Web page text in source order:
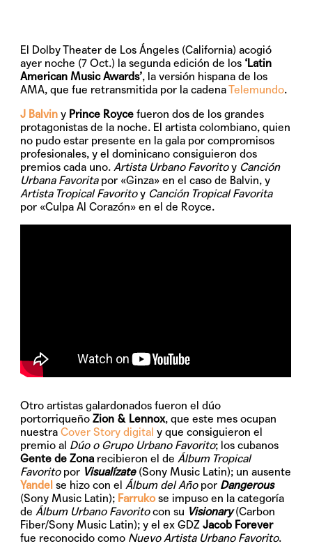
El Dolby Theater de Los Ángeles (California) acogió
ayer noche (7 Oct.) la segunda edición de los ‘Latin
American Music Awards’, la versión hispana de los
AMA, que fue retransmitida por la cadenaTelemundo.
J Balvin y Prince Royce fueron dos de los grandes
protagonistas de la noche. El artista colombiano, quien
no pudo estar presente en la gala por compromisos
profesionales, y el dominicano consiguieron dos
premios cada uno. Artista Urbano Favoritoy Canción
Urbana Favorita por «Ginza» en el caso de Balvin, y
Artista Tropical Favorito y Canción Tropical Favorita
por «Culpa Al Corazón» en el de Royce.
Otro artistas galardonados fueron el dúo
portorriqueño Zion & Lennox, que este mes ocupan
nuestraCover Story digital y que consiguieron el
premio al Dúo o Grupo Urbano Favorito; los cubanos
Gente de Zonarecibieron el deÁlbum Tropical
Favorito por Visualízate(Sony Music Latin); un ausente
Yandel se hizo con el Álbum del Añopor Dangerous
(Sony Music Latin); Farrukose impuso en la categoría
de Álbum Urbano Favoritocon su Visionary(Carbon
Fiber/Sony Music Latin); y el ex GDZJacob Forever
fue reconocido como Nuevo Artista Urbano Favorito.